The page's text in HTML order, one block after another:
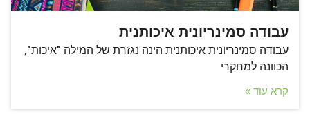
עבודה סמינריונית איכותנית
עבודה סמינריונית איכותנית הינה נגזרת של המילה "איכות",
הכוונה למחקרי
קרא עוד »